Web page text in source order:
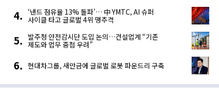
‘낸드 점유율 13% 돌파’… 中 YMTC, AI 슈퍼
사이클 타고 글로벌 4위 맹추격
발주청 안전감시단 도입 논의…건설업계 “기존
제도와 업무 중첩 우려”
현대차그룹, 새만금에 글로벌 로봇 파운드리 구축